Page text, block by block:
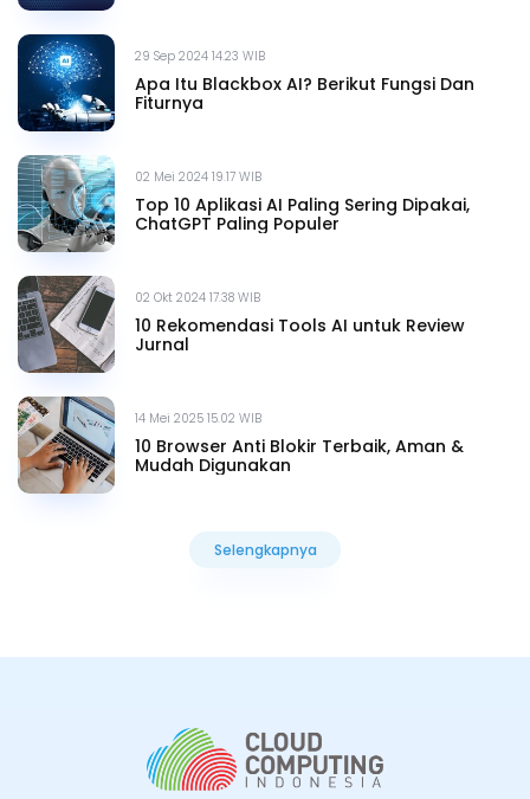
29 Sep 2024 14.23 WIB
Apa Itu Blackbox AI? Berikut Fungsi Dan
Fiturnya
02 Mei 2024 19.17 WIB
Top 10 Aplikasi AI Paling Sering Dipakai,
ChatGPT Paling Populer
02 Okt 2024 17.38 WIB
10 Rekomendasi Tools AI untuk Review
Jurnal
14 Mei 2025 15.02 WIB
10 Browser Anti Blokir Terbaik, Aman &
Mudah Digunakan
Selengkapnya